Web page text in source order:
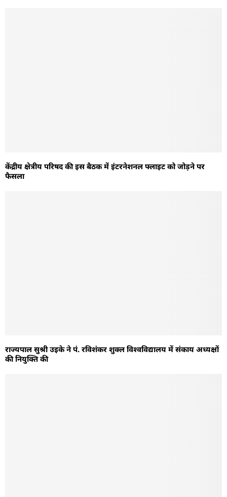
केंद्रीय क्षेत्रीय परिषद की इस बैठक में इंटरनेशनल फ्लाइट को जोड़ने पर
फैसला
राज्यपाल सुश्री उइके ने पं. रविशंकर शुक्ल विश्वविद्यालय में संकाय अध्यक्षों
की नियुक्ति की